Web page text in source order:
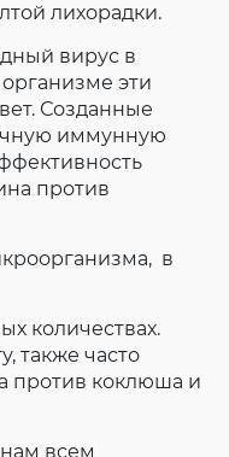
лихорадки.
вирус в
эти
Созданные
иммунную
против
в
количествах.
также часто
против коклюша и
всем